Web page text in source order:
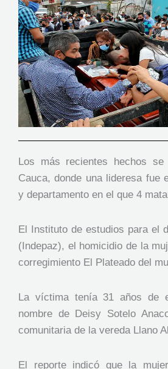
Los más recientes hechos se
Cauca, donde una lideresa fue
y departamento en el que 4
El Instituto de estudios para el
(Indepaz), el homicidio de la
corregimiento El Plateado del
La víctima tenía 31 años de
nombre de Deisy Sotelo
comunitaria de la vereda Llano
El reporte indicó que la